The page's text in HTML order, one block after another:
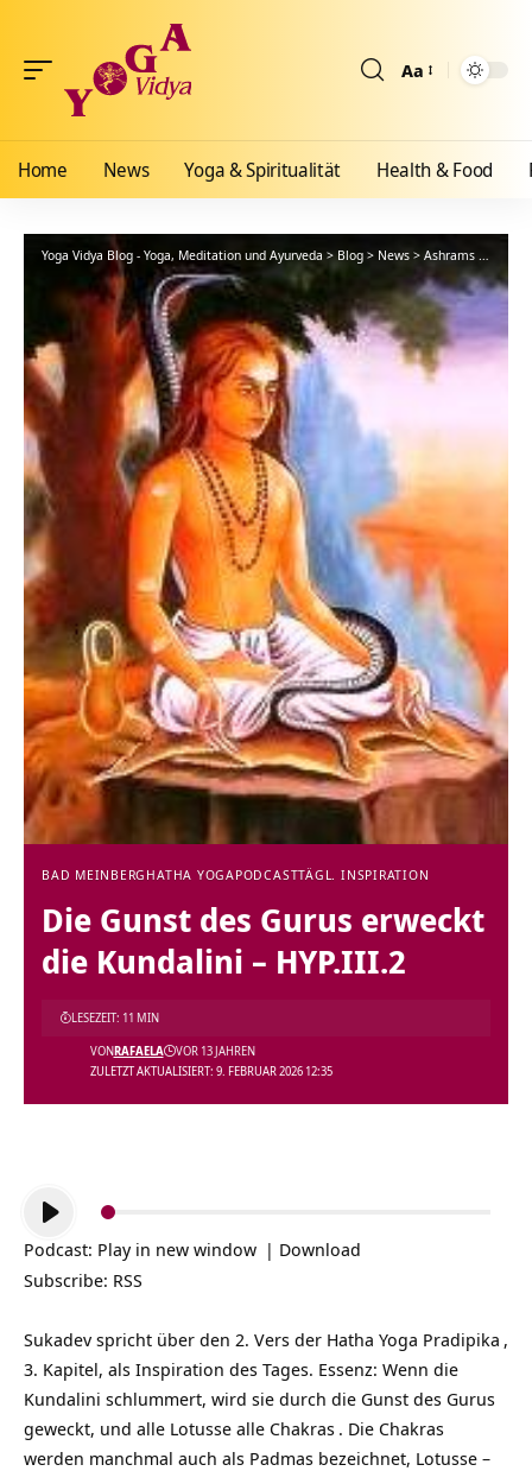
Aa
Home News Yoga & Spiritualität Health & Food
Yoga Vidya Blog - Yoga, Meditation und Ayurveda > Blog > News > Ashrams
BAD MEINBERG HATHA YOGAPODCASTTÄGL. INSPIRATION
Die Gunst des Gurus erweckt
die Kundalini – HYP.III.2
ZULETZT AKTUALISIERT: 9. FEBRUAR 2026 12:35
VONRAFAELA VOR 13 JAHREN
LESEZEIT: 11 MIN
Audio-
Player
Podcast: Play in new window | Download
Subscribe: RSS
Sukadev spricht über den 2. Vers der Hatha Yoga Pradipika ,
3. Kapitel, als Inspiration des Tages. Essenz: Wenn die
Kundalini schlummert, wird sie durch die Gunst des Gurus
geweckt, und alle Lotusse alle Chakras . Die Chakras
werden manchmal auch als Padmas bezeichnet, Lotusse –